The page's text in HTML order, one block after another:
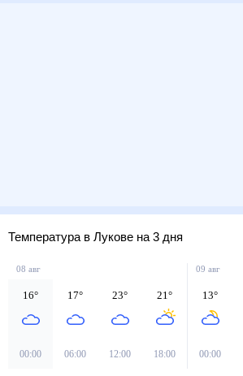
Температура в Лукове на 3 дня
08 авг
16°
00:00
17°
06:00
23°
12:00
21°
18:00
09 авг
13°
00:00